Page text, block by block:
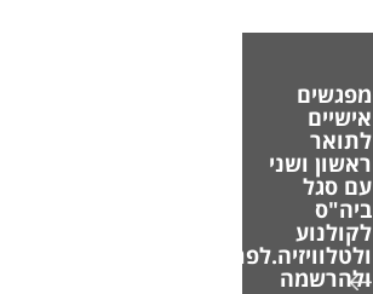
מפגשים
אישיים
לתואר
ראשון ושני
עם סגל
ביה"ס
לקולנוע
ולטלוויזיה.לפרטים
ולהרשמה